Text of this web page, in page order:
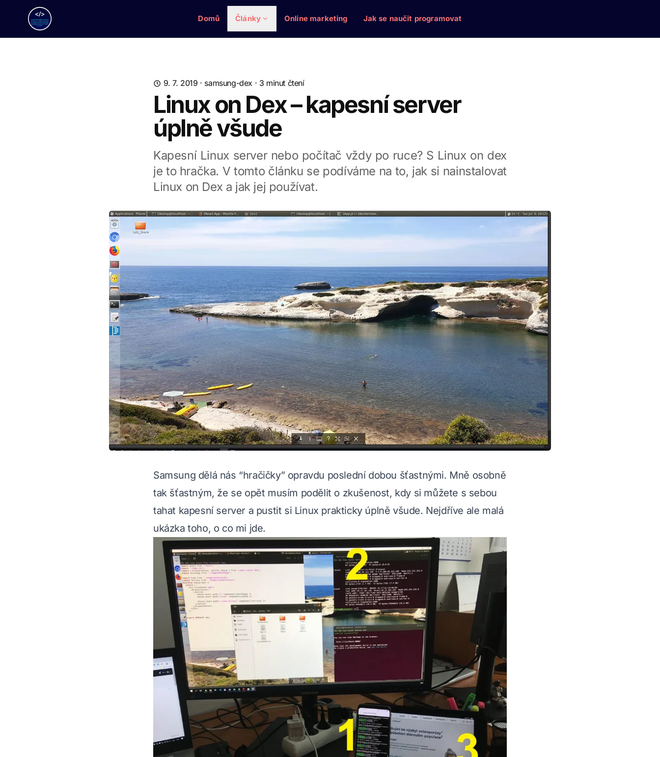
Domů Články Online marketing Jak se naučit programovat
9. 7. 2019 · samsung-dex · 3 minut čtení
Linux on Dex – kapesní server
úplně všude
Kapesní Linux server nebo počítač vždy po ruce? S Linux on dex
je to hračka. V tomto článku se podíváme na to, jak si nainstalovat
Linux on Dex a jak jej používat.
Samsung dělá nás “hračičky” opravdu poslední dobou šťastnými. Mně osobně
tak šťastným, že se opět musím podělit o zkušenost, kdy si můžete s sebou
tahat kapesní server a pustit si Linux prakticky úplně všude. Nejdříve ale malá
ukázka toho, o co mi jde.